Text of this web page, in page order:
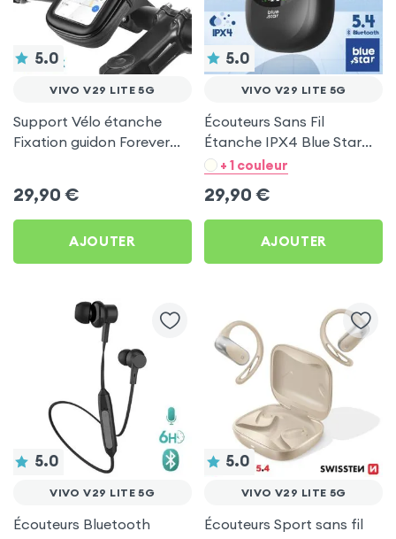
5.0
VIVO V29 LITE 5G
Support Vélo étanche
Fixation guidon Forever
29,90 €
AJOUTER
5.0
VIVO V29 LITE 5G
Écouteurs Sans Fil
Étanche IPX4 Blue Star
Noir pour Vivo V29 Lite 5G
+ 1 couleur
29,90 €
AJOUTER
5.0
VIVO V29 LITE 5G
Écouteurs Bluetooth
5.0
VIVO V29 LITE 5G
Écouteurs Sport sans fil